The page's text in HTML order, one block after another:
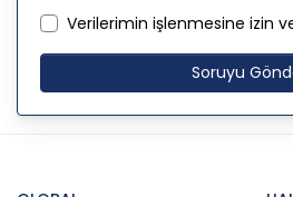
üzer kişisel verileri şirketimiz
kişilerin bilgilendirilerek
amaçlanmaktadır.
KİŞİSEL
Verilerimin işlenmesine izin
Soruyu